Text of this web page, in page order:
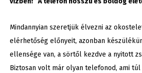
Mindannyian szeretjük élvezni az
elérhetőség előnyeit, azonban
ellensége van, a sörtől kezdve a nyitott
Biztosan volt már olyan telefonod, ami